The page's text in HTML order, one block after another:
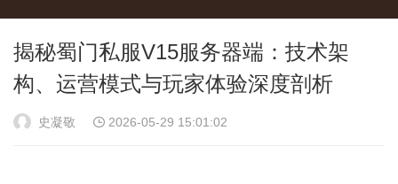
揭秘蜀门私服V15服务器端：技术架
构、运营模式与玩家体验深度剖析
史凝敬 2026-05-29 15:01:02